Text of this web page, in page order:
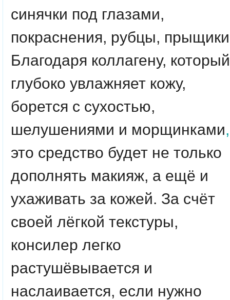
синячки под глазами,
покраснения, рубцы,
Благодаря коллагену, который
глубоко увлажняет кожу,
борется с сухостью,
шелушениями и морщинками,
это средство будет не только
дополнять макияж, а ещё и
ухаживать за кожей. За счёт
своей лёгкой текстуры,
консилер легко
растушёвывается и
наслаивается, если нужно